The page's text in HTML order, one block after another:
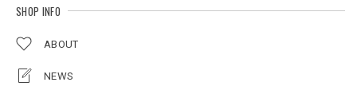
SHOP INFO
ABOUT
NEWS